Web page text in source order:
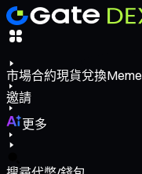
市場合約現貨兌換Meme
邀請
更多